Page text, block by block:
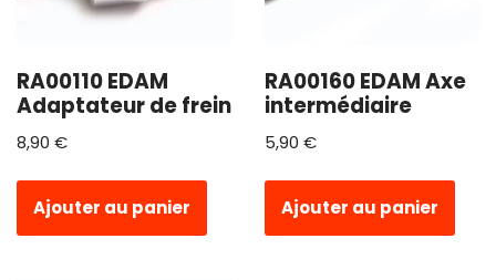
RA00110 EDAM
Adaptateur de frein
8,90 €
Ajouter au panier
RA00160 EDAM Axe
intermédiaire
5,90 €
Ajouter au panier